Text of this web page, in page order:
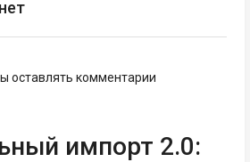
оставлять комментарии
импорт 2.0: